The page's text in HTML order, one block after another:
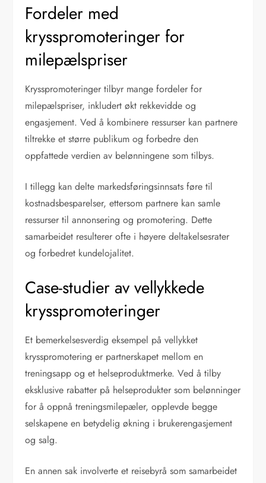
Fordeler med
krysspromoteringer for
milepælspriser
Krysspromoteringer tilbyr mange fordeler for
milepælspriser, inkludert økt rekkevidde og
engasjement. Ved å kombinere ressurser kan partnere
tiltrekke et større publikum og forbedre den
oppfattede verdien av belønningene som tilbys.
I tillegg kan delte markedsføringsinnsats føre til
kostnadsbesparelser, ettersom partnere kan samle
ressurser til annonsering og promotering. Dette
samarbeidet resulterer ofte i høyere deltakelsesrater
og forbedret kundelojalitet.
Case-studier av vellykkede
krysspromoteringer
Et bemerkelsesverdig eksempel på vellykket
krysspromotering er partnerskapet mellom en
treningsapp og et helseproduktmerke. Ved å tilby
eksklusive rabatter på helseprodukter som belønninger
for å oppnå treningsmilepæler, opplevde begge
selskapene en betydelig økning i brukerengasjement
og salg.
En annen sak involverte et reisebyrå som samarbeidet